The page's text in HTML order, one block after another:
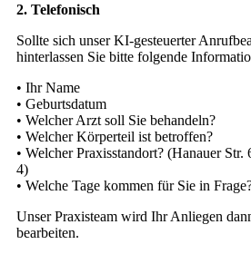
2. Telefonisch
Sollte sich unser KI-gesteuerter
hinterlassen Sie bitte folgende
• Ihr Name
• Geburtsdatum
• Welcher Arzt soll Sie behandeln?
• Welcher Körperteil ist betroffen?
• Welcher Praxisstandort? (Hanauer
4)
• Welche Tage kommen für Sie in
Unser Praxisteam wird Ihr Anliegen
bearbeiten.